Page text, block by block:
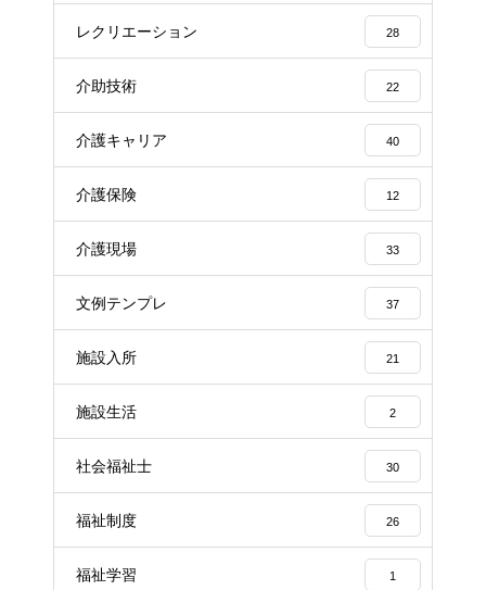
レクリエーション 28
介助技術 22
介護キャリア 40
介護保険 12
介護現場 33
文例テンプレ 37
施設入所 21
施設生活 2
社会福祉士 30
福祉制度 26
福祉学習 1